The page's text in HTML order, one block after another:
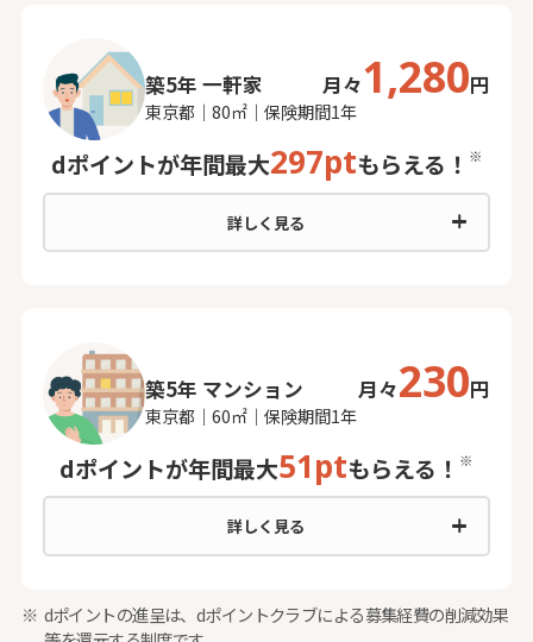
築5年 一軒家 月々1,280円
東京都｜80㎡｜保険期間1年
dポイントが年間最大297ptもらえる！ ※
詳しく見る
築5年 マンション 月々230円
東京都｜60㎡｜保険期間1年
dポイントが年間最大51ptもらえる！ ※
詳しく見る
dポイントの進呈は、dポイントクラブによる募集経費の削減効果